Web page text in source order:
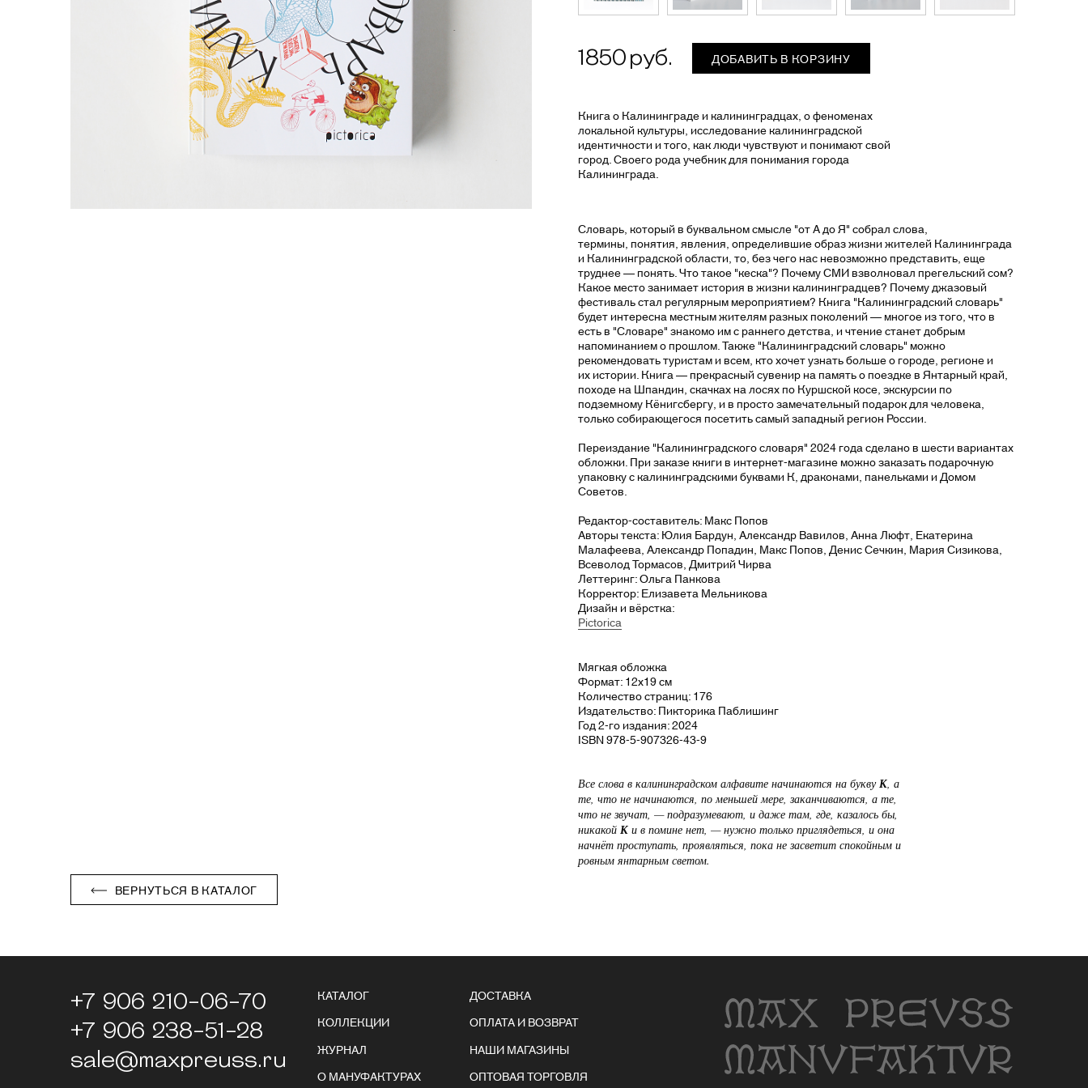
ВЕРНУТЬСЯ В КАТАЛОГ
1850 ДОБАВИТЬ В КОРЗИНУ
Книга о Калининграде и калининградцах, о феноменах
локальной культуры, исследование калининградской
идентичности и того, как люди чувствуют и понимают свой
город. Своего рода учебник для понимания города
Калининграда.
Словарь, который в буквальном смысле "от А до Я" собрал слова,
термины, понятия, явления, определившие образ жизни жителей Калининграда
и Калининградской области, то, без чего нас невозможно представить, еще
труднее — понять. Что такое "кеска"? Почему СМИ взволновал прегельский сом?
Какое место занимает история в жизни калининградцев? Почему джазовый
фестиваль стал регулярным мероприятием? Книга "Калининградский словарь"
будет интересна местным жителям разных поколений — многое из того, что в
есть в "Словаре" знакомо им с раннего детства, и чтение станет добрым
напоминанием о прошлом. Также "Калининградский словарь" можно
рекомендовать туристам и всем, кто хочет узнать больше о городе, регионе и
их истории. Книга — прекрасный сувенир на память о поездке в Янтарный край,
походе на Шпандин, скачках на лосях по Куршской косе, экскурсии по
подземному Кёнигсбергу, и в просто замечательный подарок для человека,
только собирающегося посетить самый западный регион России.
Переиздание "Калининградского словаря" 2024 года сделано в шести вариантах
обложки. При заказе книги в интернет-магазине можно заказать подарочную
упаковку с калининградскими буквами К, драконами, панельками и Домом
Советов.
Редактор-составитель: Макс Попов
Авторы текста: Юлия Бардун, Александр Вавилов, Анна Люфт, Екатерина
Малафеева, Александр Попадин, Макс Попов, Денис Сечкин, Мария Сизикова,
Всеволод Тормасов, Дмитрий Чирва
Леттеринг: Ольга Панкова
Корректор: Елизавета Мельникова
Дизайн и вёрстка:
Pictorica
Мягкая обложка
Формат: 12х19 см
Количество страниц: 176
Издательство: Пикторика Паблишинг
Год 2-го издания: 2024
ISBN 978-5-907326-43-9
Все слова в калининградском алфавите начинаются на буквуК , а
те, что не начинаются, по меньшей мере, заканчиваются, а те,
что не звучат, — подразумевают, и даже там, где, казалось бы,
никакой К и в помине нет, — нужно только приглядеться, и она
начнёт проступать, проявляться, пока не засветит спокойным и
ровным янтарным светом.
+7 906 210-06-70
+7 906 238-51-28
sale@maxpreuss.ru
КАТАЛОГ
КОЛЛЕКЦИИ
ЖУРНАЛ
О МАНУФАКТУРАХ
ДОСТАВКА
ОПЛАТА И ВОЗВРАТ
НАШИ МАГАЗИНЫ
ОПТОВАЯ ТОРГОВЛЯ